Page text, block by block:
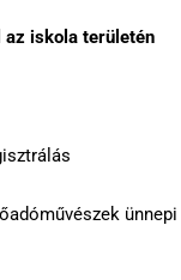
iskola területén
ünnepi